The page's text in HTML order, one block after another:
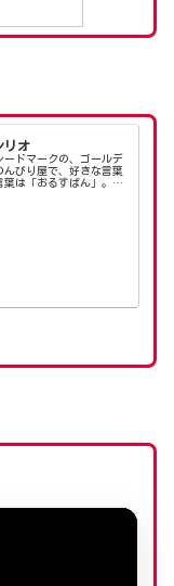
リオ
ードマークの、ゴールデ
んびり屋で、好きな言葉
葉は「おるすばん」。く